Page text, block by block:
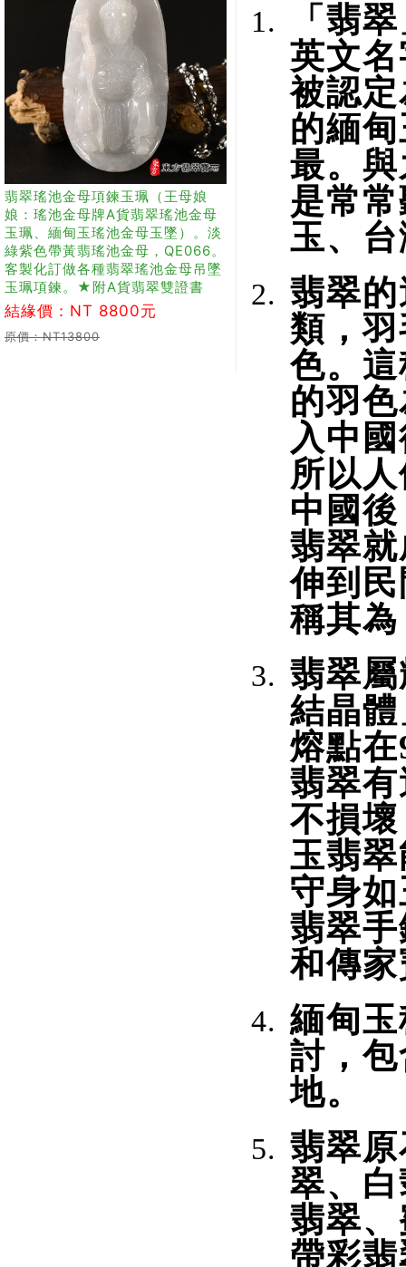
翡翠瑤池金母項鍊玉珮（王母娘
娘：瑤池金母牌A貨翡翠瑤池金母
玉珮、緬甸玉瑤池金母玉墜）。淡
綠紫色帶黃翡瑤池金母，QE066。
客製化訂做各種翡翠瑤池金母吊墜
玉珮項鍊。★附A貨翡翠雙證書
結緣價：NT 8800元
原價：NT13800
「翡
英文
被認
的緬
最。
是常
玉、
翡翠
類，
色。
的羽
入中
所以
中國
翡翠
伸到
稱其
翡翠
結晶
熔點
翡翠
不損
玉翡
守身
翡翠
和傳
緬甸
討，
地。
翡翠
翠、
翡翠
帶彩